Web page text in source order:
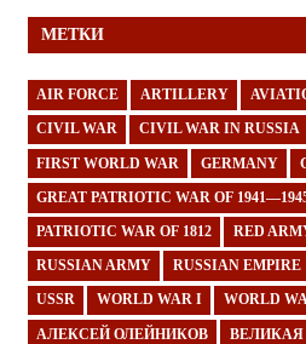
МЕТКИ
AIR FORCE ARTILLERY
CIVIL WAR CIVIL WAR IN RUSSIA
FIRST WORLD WAR GERMANY
GREAT PATRIOTIC WAR OF
PATRIOTIC WAR OF 1812 RED
RUSSIAN ARMY RUSSIAN EMPIRE
USSR WORLD WAR I WORLD
АЛЕКСЕЙ ОЛЕЙНИКОВ ВЕЛИКАЯ